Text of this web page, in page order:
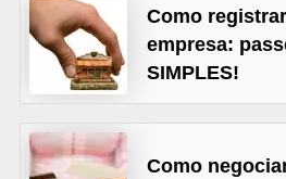
Como
empresa:
SIMPLES!
Como
C
â
m
b
i